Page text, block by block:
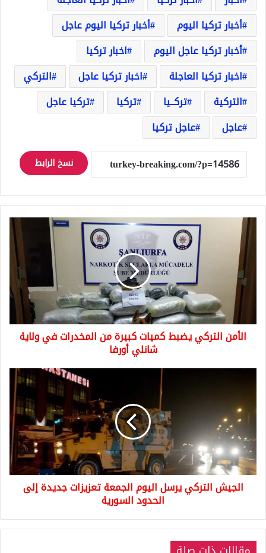
أخبار تركيا اليوم
أخبار تركيا اليوم عاجل
أخبار تركيا عاجل اليوم
اخبار تركيا
اخبار تركيا العاجلة
اخبار تركيا عاجل
التركي
التركية
تركــيا تركيا
تركيا عاجل
عاجل
عاجل تركيا
نسخ الرابط
الأمن
التركي
يضبط
كميات
كبيرة
المخدرات
ولاية
شانلي
الأمن التركي يضبط كميات كبيرة من المخدرات في ولاية
شانلي أورفا
اليوم
الجمعة
تعزيزات
جديدة
إلى
الحدود
السورية
الجيش التركي يرسل اليوم الجمعة تعزيزات جديدة إلى
الحدود السورية